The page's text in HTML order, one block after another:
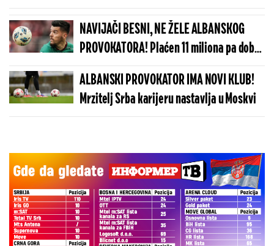
užasno, počelo je da puca" (VIDEO)
NAVIJAČI BESNI, NE ŽELE ALBANSKOG
PROVOKATORA! Plaćen 11 miliona pa dobio
brutalnu poruku
ALBANSKI PROVOKATOR IMA NOVI KLUB!
Mrzitelj Srba karijeru nastavlja u Moskvi